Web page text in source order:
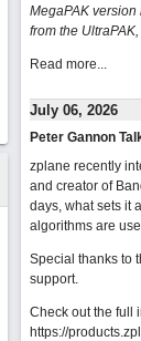
MegaPAK
from the
Read more...
July 06, 2026
Peter Gannon
zplane recently
and creator of
days, what sets it
algorithms are
Special thanks to
support.
Check out the full
https://